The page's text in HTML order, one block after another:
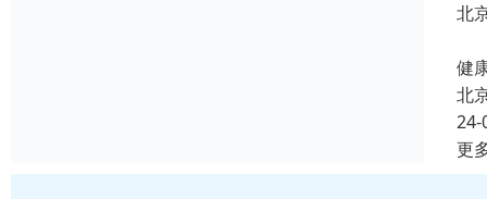
北
健
北
24-
更